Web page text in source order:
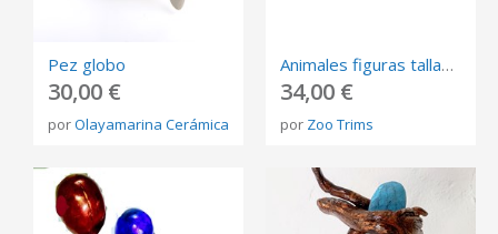
Pez globo
30,00 €
porOlayamarina Cerámica
Animales figuras talladas esculturas
34,00 €
por Zoo Trims